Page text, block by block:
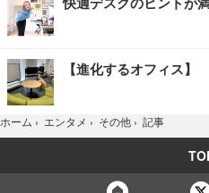
【進化するオフィス】
ホーム › エンタメ › その他 › 記事